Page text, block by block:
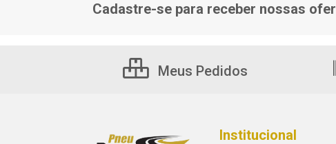
Cadastre-se para receber nossas
Meus Pedidos
Institucional